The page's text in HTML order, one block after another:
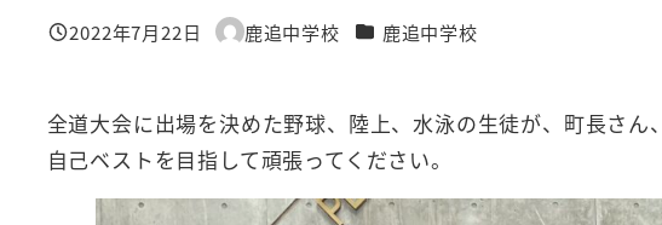
投稿日
2022年7月22日
著
鹿追中学校 カテゴリー
鹿追中学校
全道大会に出場を決めた野球、陸上、水泳の生徒が、町長さ
自己ベストを目指して頑張ってください。